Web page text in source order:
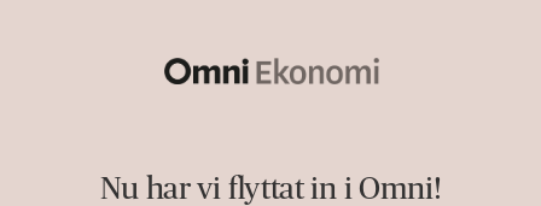
Nu har vi flyttat in i Omni!